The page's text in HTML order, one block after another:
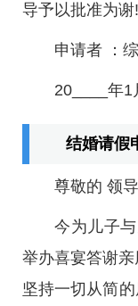
导予以批准为谢!
申请者 ：
20____年1
结婚请假
尊敬的 领导
今为儿子
举办喜宴答谢
坚持一切从简